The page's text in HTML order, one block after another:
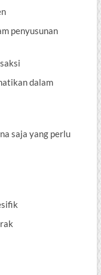
penyusunan
dalam
saja yang perlu